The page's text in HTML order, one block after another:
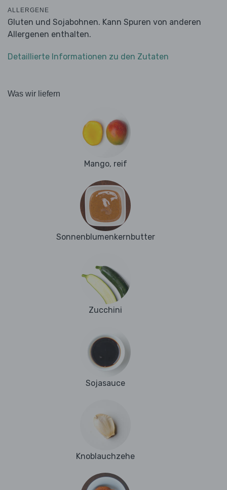
ALLERGENE
Gluten und Sojabohnen. Kann Spuren von anderen
Allergenen enthalten.
Detaillierte Informationen zu den Zutaten
Was wir liefern
Mango, reif
Sonnenblumenkernbutter
Zucchini
Sojasauce
Knoblauchzehe